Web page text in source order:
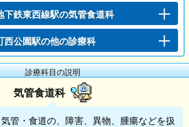
下鉄東西線駅の気管食道科
西公園駅の他の診療科
診療科目の説明
気管食道科
管・食道の、障害、異物、腫瘍などを扱